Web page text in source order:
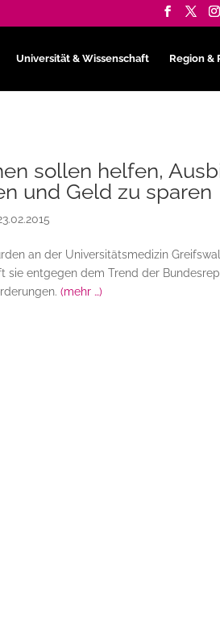
Universität & Wissenschaft Region &
sollen helfen,
und Geld zu sparen
an der Universitätsmedizin
sie entgegen dem Trend der
(mehr …)